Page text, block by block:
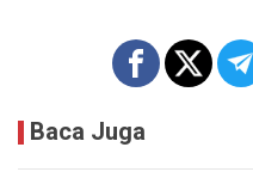
Baca Juga